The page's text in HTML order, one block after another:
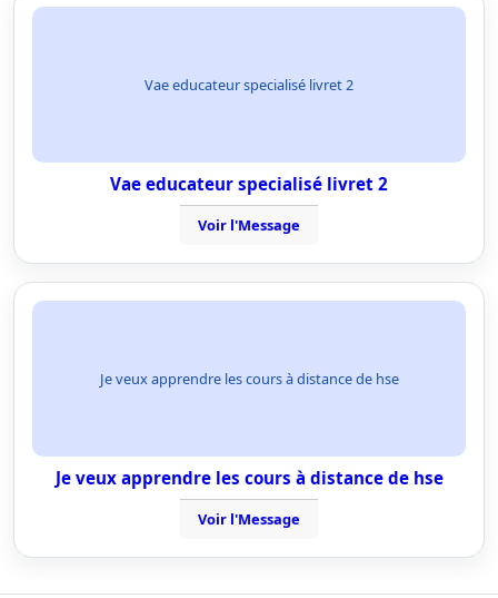
Vae educateur specialisé livret 2
Vae educateur specialisé livret 2
Voir l'Message
Je veux apprendre les cours à distance de hse
Je veux apprendre les cours à distance de hse
Voir l'Message